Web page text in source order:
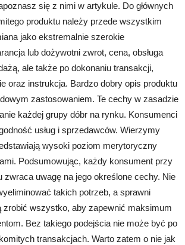
się z nimi w artykule. Do głównych
produktu należy przede wszystkim
jako ekstremalnie szerokie
lub dożywotni zwrot, cena, obsługa
ale także po dokonaniu transakcji,
oraz instrukcja. Bardzo dobry opis produktu
zastosowaniem. Te cechy w zasadzie
każdej grupy dóbr na rynku. Konsumenci
usług i sprzedawców. Wierzymy
wysoki poziom merytoryczny
Podsumowując, każdy konsument przy
zwraca uwagę na jego określone cechy. Nie
takich potrzeb, a sprawni
wszystko, aby zapewnić maksimum
Bez takiego podejścia nie może być po
transakcjach. Warto zatem o nie jak